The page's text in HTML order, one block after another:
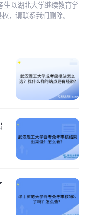
生以湖北大学继续教育学
，请联系我们删除。